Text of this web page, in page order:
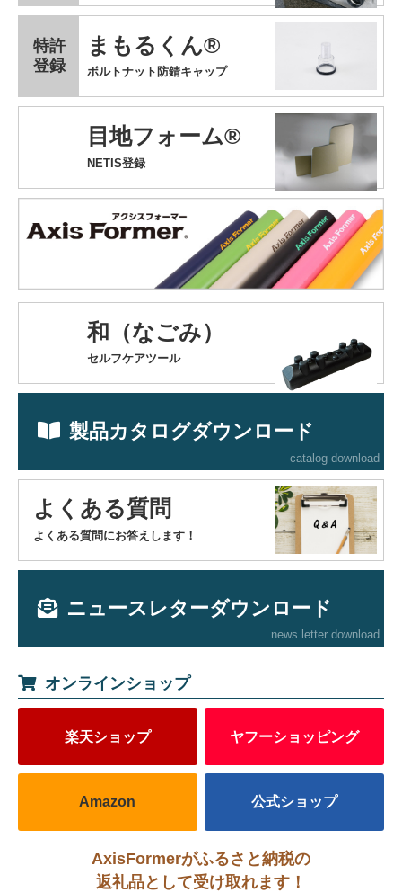
まもるくん®
特許
登録
ボルトナット防錆キャップ
目地フォーム®
NETIS登録
和（なごみ）
セルフケアツール
製品カタログダウンロード
catalog download
よくある質問
よくある質問にお答えします！
ニュースレターダウンロード
news letter download
オンラインショップ
楽天ショップ ヤフーショッピング
Amazon 公式ショップ
AxisFormerがふるさと納税の
返礼品として受け取れます！